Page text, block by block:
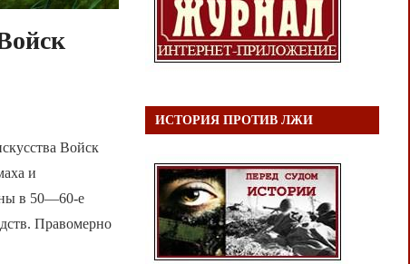
Войск
и
в 50—60-е
Правомерно
ИСТОРИЯ ПРОТИВ ЛЖИ